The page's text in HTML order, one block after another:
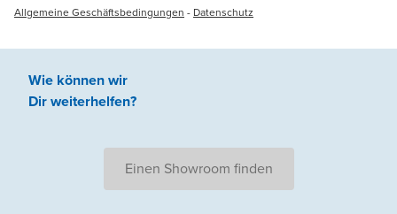
Allgemeine Geschäftsbedingungen - Datenschutz
Wie können wir
Dir weiterhelfen?
Einen Showroom finden